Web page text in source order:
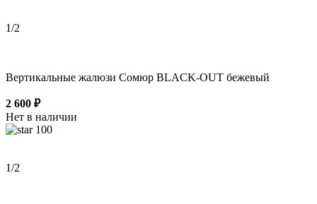
1/2
Вертикальные жалюзи Сомюр BLACK-OUT бежевый
2 600 ₽
Нет в наличии
100
1/2